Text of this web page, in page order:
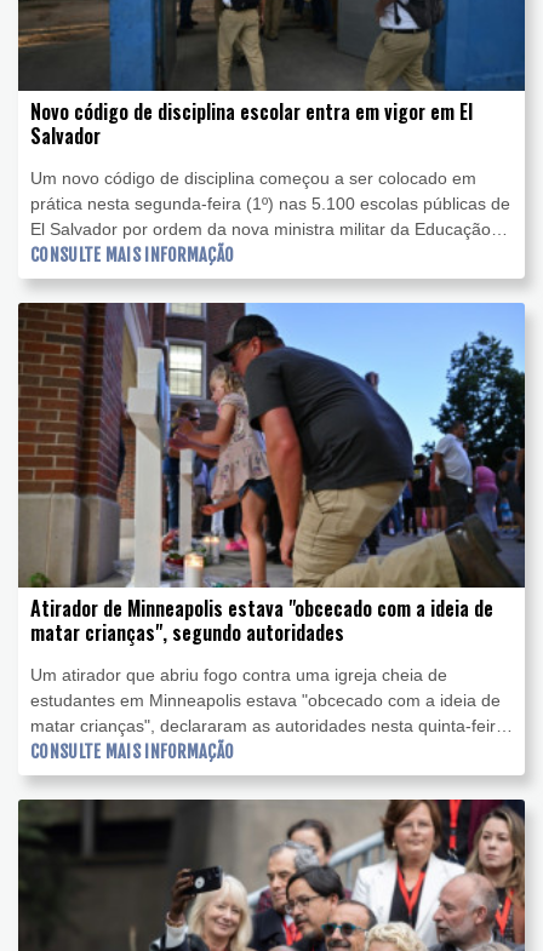
Novo código de disciplina escolar entra em vigor em El
Salvador
Um novo código de disciplina começou a ser colocado em
prática nesta segunda-feira (1º) nas 5.100 escolas públicas de
El Salvador por ordem da nova ministra militar da Educação
do presidente Nayib Bukele.
CONSULTE MAIS INFORMAÇÃO
Atirador de Minneapolis estava "obcecado com a ideia de
matar crianças", segundo autoridades
Um atirador que abriu fogo contra uma igreja cheia de
estudantes em Minneapolis estava "obcecado com a ideia de
matar crianças", declararam as autoridades nesta quinta-feira
(28), ao investigar o motivo do ataque no qual dois menores
morreram e houve 18 feridos.
CONSULTE MAIS INFORMAÇÃO